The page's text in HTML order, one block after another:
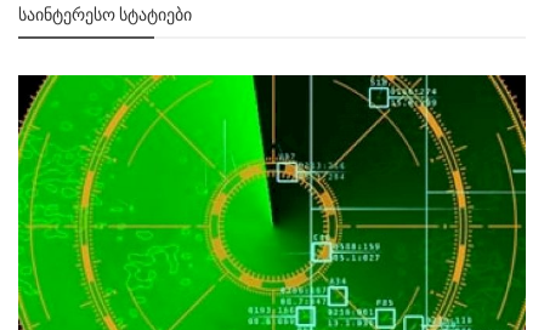
ᲡᲐᲘᲜᲢᲔᲠᲔᲡᲝ ᲡᲢᲐᲢᲘᲔᲑᲘ